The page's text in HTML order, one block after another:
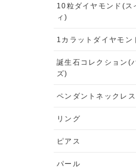
10粒ダイヤモンド(ス
ィ)
1カラットダイヤモン
誕生石コレクション(
ズ)
ペンダントネックレス
リング
ピアス
パール